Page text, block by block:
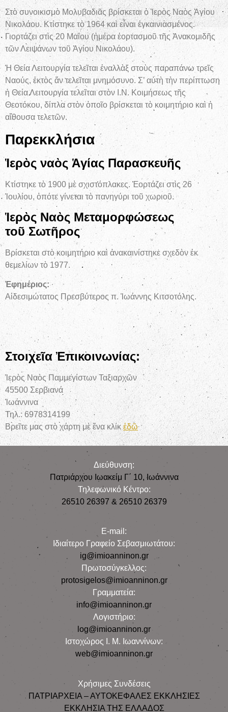
Στὸ συνοικισμὸ Μολυβαδιᾶς βρίσκεται ὁ Ἱερὸς Ναὸς Ἁγίου
Νικολάου. Κτίστηκε τὸ 1964 καὶ εἶναι ἐγκαινιασμένος.
Γιορτάζει στὶς 20 Μαΐου (ἡμέρα ἑορτασμοῦ τῆς Ἀνακομιδῆς
τῶν Λειψάνων τοῦ Ἁγίου Νικολάου).
Ἡ Θεία Λειτουργία τελεῖται ἐναλλὰξ στοὺς παραπάνω τρεῖς
Ναούς, ἐκτὸς ἄν τελεῖται μνημόσυνο. Σ’ αὐτὴ τὴν περίπτωση
ἡ Θεία Λειτουργία τελεῖται στὸν Ι.Ν. Κοιμήσεως τῆς
Θεοτόκου, δίπλα στὸν ὁποῖο βρίσκεται τὸ κοιμητήριο καὶ ἡ
αἴθουσα τελετῶν.
Παρεκκλήσια
Ἱερὸς ναὸςἉγίας Παρασκευῆς
Κτίστηκε τὸ 1900 μὲ σχιστόπλακες. Ἑορτάζει στὶς 26
Ἰουλίου, ὁπότε γίνεται τὸ πανηγύρι τοῦ χωριοῦ.
Ἱερὸς Ναὸς Μεταμορφώσεως
τοῦΣωτῆρος
Βρίσκεται στὸ κοιμητήριο καὶ ἀνακαινίστηκε σχεδὸν ἐκ
θεμελίων τὸ 1977.
Ἐφημέριος:
Αἰδεσιμώτατος Πρεσβύτερος π. Ἰωάννης Κιτσοτόλης.
Στοιχεῖα Ἐπικοινωνίας:
Ἱερὸς Ναὸς Παμμεγίστων Ταξιαρχῶν
45500 Σερβιανά
Ἰωάννινα
Τηλ.: 6978314199
Βρεῖτε μας στὸ χάρτη μὲ ἕνα κλίκἐδῶ
Διεύθυνση:
Πατριάρχου Ιωακείμ Γ΄ 10, Iωάννινα
Τηλεφωνικό Κέντρο:
26510 26397 & 26510 26379
E-mail:
Iδιαίτερο Γραφείο Σεβασμιωτάτου:
ig@imioanninon.gr
Πρωτοσύγκελλος:
protosigelos@imioanninon.gr
Γραμματεία:
info@imioanninon.gr
Λογιστήριο:
log@imioanninon.gr
Ιστοχώρος Ι. Μ. Ιωαννίνων:
web@imioanninon.gr
Χρήσιμες Συνδέσεις
ΠΑΤΡΙΑΡΧΕΙΑ – ΑΥΤΟΚΕΦΑΛΕΣ ΕΚΚΛΗΣΙΕΣ
ΕΚΚΛΗΣΙΑ ΤΗΣ ΕΛΛΑΔΟΣ